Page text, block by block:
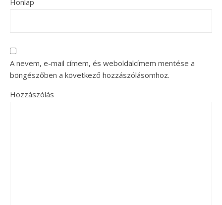
A nevem, e-mail címem, és weboldalcímem mentése a
böngészőben a következő hozzászólásomhoz.
Hozzászólás